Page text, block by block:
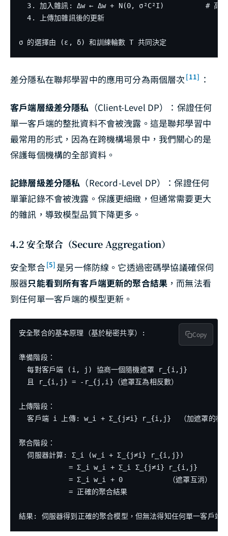
3. 加入雜訊: Δw ← Δw + N(0, σ²C²I)          # 高
  4. 上傳加雜訊後的更新
差分隱私在聯邦學習中的應用可分為兩個層次 [11] ：
客戶端層級差分隱私 （Client-Level DP）：保證任何
單一客戶端的整批資料不會被洩露。這是聯邦學習中
最常用的形式，因為在跨機構場景中，我們關心的是
保護每個機構的全部資料。
記錄層級差分隱私 （Record-Level DP）：保證任何
單筆記錄不會被洩露。保護更細緻，但通常需要更大
的雜訊，導致模型品質下降更多。
4.2 安全聚合（Secure Aggregation）
安全聚合[5] 是另一條防線。它透過密碼學協議確保伺
服器只能看到所有客戶端更新的聚合結果 ，而無法看
到任何單一客戶端的模型更新。
安全聚合的基本原理（基於秘密共享）:
準備階段：
  每對客戶端 (i, j) 協商一個隨機遮罩 r_{i,j}
  且 r_{i,j} = -r_{j,i}（遮罩互為相反數）
上傳階段：
客戶端 i 上傳: w_i + Σ_{j≠i} r_{i,j}  （加遮罩的模
聚合階段：
  伺服器計算: Σ_i (w_i + Σ_{j≠i} r_{i,j})
            = Σ_i w_i + Σ_i Σ_{j≠i} r_{i,j}
            = Σ_i w_i + 0           （遮罩互消）
            = 正確的聚合結果
Copy